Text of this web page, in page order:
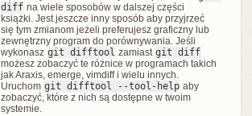
diff na wiele sposobów w dalszej części
książki. Jest jeszcze inny sposób aby przyjrzeć
się tym zmianom jeżeli preferujesz graficzny lub
zewnętrzny program do porównywania. Jeśli
wykonasz git difftool zamiast git diff
możesz zobaczyć te różnice w programach takich
jak Araxis, emerge, vimdiff i wielu innych.
Uruchom git difftool --tool-help aby
zobaczyć, które z nich są dostępne w twoim
systemie.